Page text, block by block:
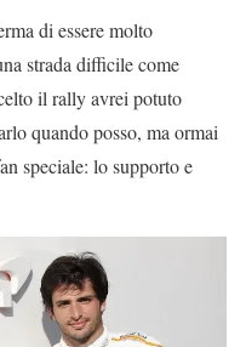
di essere molto
strada difficile come
il rally avrei potuto
quando posso, ma ormai
speciale: lo supporto e